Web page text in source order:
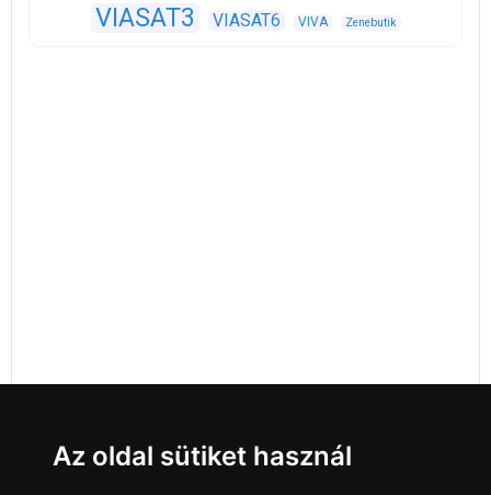
VIASAT3 VIASAT6 VIVA Zenebutik
Az oldal sütiket használ